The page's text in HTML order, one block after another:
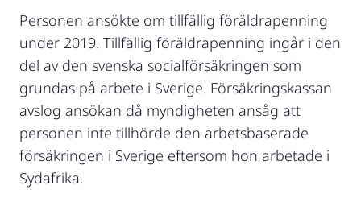
Personen ansökte om tillfällig föräldrapenning
under 2019. Tillfällig föräldrapenning ingår i den
del av den svenska socialförsäkringen som
grundas på arbete i Sverige. Försäkringskassan
avslog ansökan då myndigheten ansåg att
personen inte tillhörde den arbetsbaserade
försäkringen i Sverige eftersom hon arbetade i
Sydafrika.